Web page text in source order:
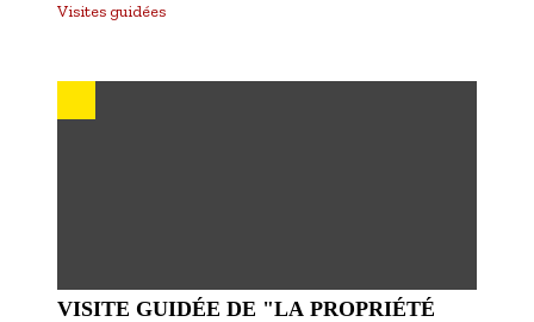
Visites guidées
VISITE GUIDÉE DE "LA PROPRIÉTÉ